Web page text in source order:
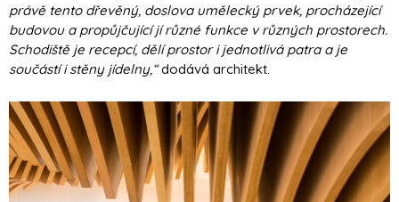
právě tento dřevěný, doslova umělecký prvek, procházející
budovou a propůjčující jí různé funkce v různých prostorech.
Schodiště je recepcí, dělí prostor i jednotlivá patra a je
součástí i stěny jídelny,“dodává architekt.